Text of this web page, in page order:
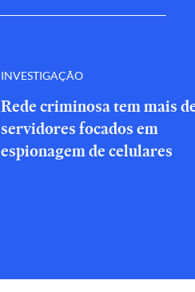
INVESTIGAÇÃO
Rede criminosa tem mais
servidores focados em
espionagem de celulares